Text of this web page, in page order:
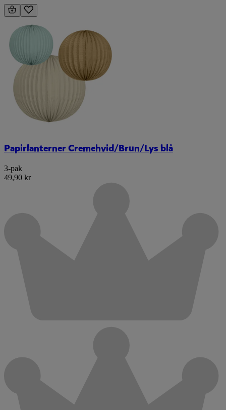
Papirlanterner Cremehvid/Brun/Lys blå
3-pak
49,90 kr